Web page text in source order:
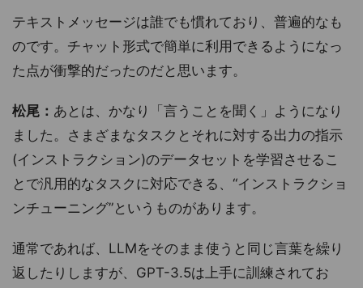
テキストメッセージは誰でも慣れており、普遍的なも
のです。チャット形式で簡単に利用できるようになっ
た点が衝撃的だったのだと思います。
松尾： あとは、かなり「言うことを聞く」ようになり
ました。さまざまなタスクとそれに対する出力の指示
(インストラクション)のデータセットを学習させるこ
とで汎用的なタスクに対応できる、“インストラクショ
ンチューニング”というものがあります。
通常であれば、LLMをそのまま使うと同じ言葉を繰り
返したりしますが、GPT-3.5は上手に訓練されてお